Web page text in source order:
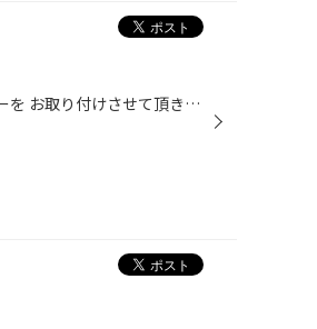
本日は！ N-BOXカスタム JF5へ 無限パフォーマンスダンパーを お取り付けさせて頂きました。 コチラの商品は車体の振動を減衰し、 不快な微振動や騒音を解消することによって、 操縦安定性向上、上質な乗り心地と より優れた運動性能を発揮！ 専用のアンダーカバーも付属 加工無しで取付可能です。 ...